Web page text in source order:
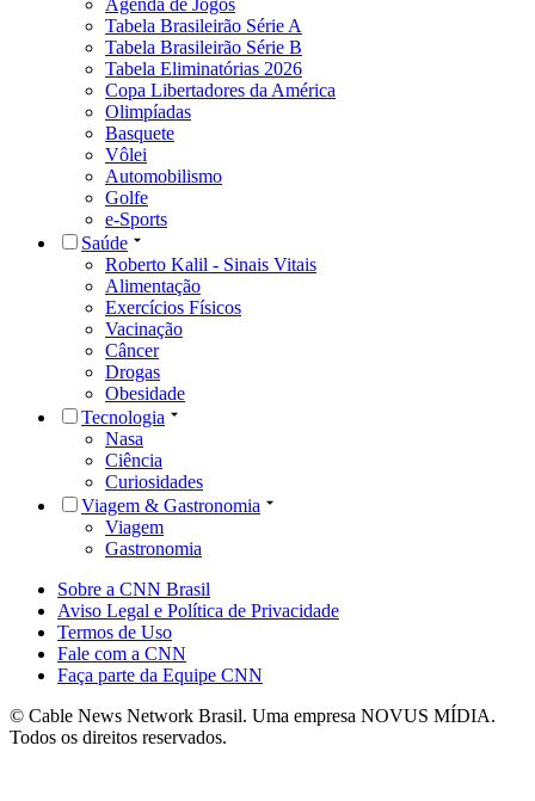
Tabela Brasileirão Série A
Tabela Brasileirão Série B
Tabela Eliminatórias 2026
Copa Libertadores da América
Olimpíadas
Basquete
Vôlei
Automobilismo
Golfe
e-Sports
Saúde
Roberto Kalil - Sinais Vitais
Alimentação
Exercícios Físicos
Vacinação
Câncer
Drogas
Obesidade
Tecnologia
Nasa
Ciência
Curiosidades
Viagem & Gastronomia
Viagem
Gastronomia
Sobre a CNN Brasil
Aviso Legal e Política de Privacidade
Termos de Uso
Fale com a CNN
Faça parte da Equipe CNN
© Cable News Network Brasil. Uma empresa NOVUS MÍDIA.
Todos os direitos reservados.